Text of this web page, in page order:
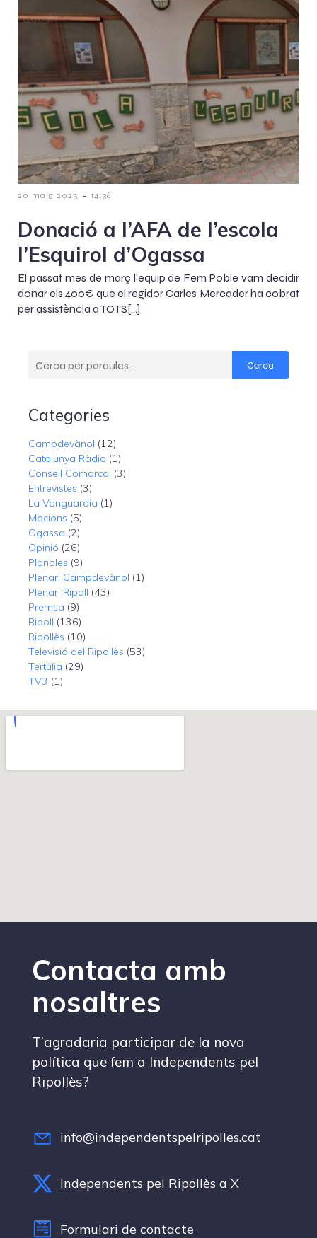
20 maig 2025 - 14:36
Donació a l’AFA de l’escola
l’Esquirol d’Ogassa
El passat mes de març l’equip de Fem Poble vam decidir
donar els 400€ que el regidor Carles Mercader ha cobrat
per assistència a TOTS[…]
Cerca
Categories
Campdevànol (12)
Catalunya Ràdio (1)
Consell Comarcal (3)
Entrevistes (3)
La Vanguardia (1)
Mocions (5)
Ogassa (2)
Opinió (26)
Planoles (9)
Plenari Campdevànol (1)
Plenari Ripoll (43)
Premsa (9)
Ripoll (136)
Ripollès (10)
Televisió del Ripollès (53)
Tertúlia (29)
TV3 (1)
Contacta amb
nosaltres
T’agradaria participar de la nova
política que fem a Independents pel
Ripollès?
info@independentspelripolles.cat
Independents pel Ripollès a X
Formulari de contacte